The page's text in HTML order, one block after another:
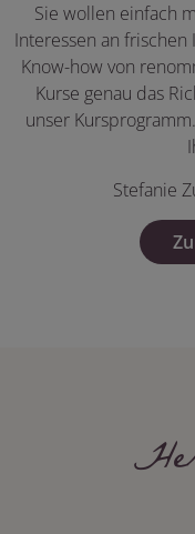
Sie wollen einfach
Interessen an
Know-how von
Kurse genau das
unser
Stefanie